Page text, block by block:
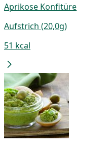
Aprikose Konfitüre
Aufstrich (20,0g)
51 kcal